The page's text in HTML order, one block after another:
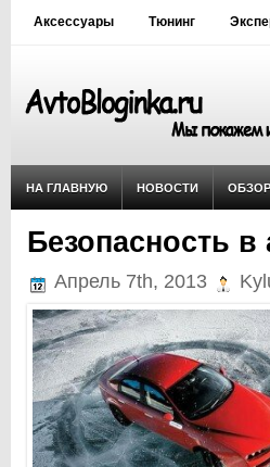
Аксессуары Тюнинг
НА ГЛАВНУЮ НОВОСТИ
Безопасность
Апрель 7th, 2013